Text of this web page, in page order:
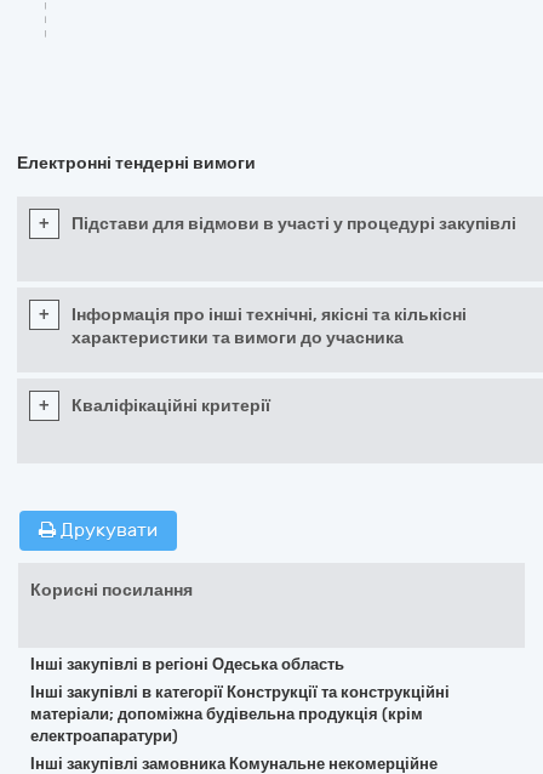
Електронні тендерні вимоги
+ Підстави для відмови в участі у процедурі закупівлі
+
Інформація про інші технічні, якісні та кількісні
характеристики та вимоги до учасника
+ Кваліфікаційні критерії
Друкувати
Корисні посилання
Інші закупівлі в регіоні Одеська область
Інші закупівлі в категорії Конструкції та конструкційні
матеріали; допоміжна будівельна продукція (крім
електроапаратури)
Інші закупівлі замовника Комунальне некомерційне